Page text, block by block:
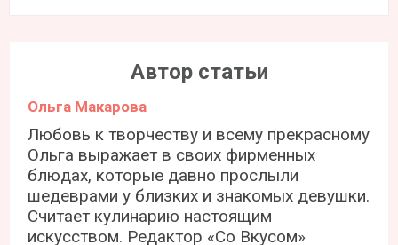
Автор статьи
Ольга Макарова
Любовь к творчеству и всему прекрасному
Ольга выражает в своих фирменных
блюдах, которые давно прослыли
шедеврами у близких и знакомых девушки.
Считает кулинарию настоящим
искусством. Редактор «Со Вкусом»